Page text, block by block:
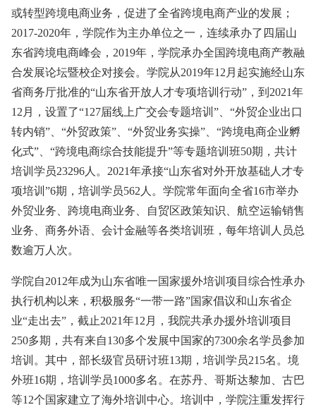
或转型跨境电商业务，促进了全省跨境电商产业的发展；
2017-2020年，学院作为主办单位之一，连续承办了四届山
东省跨境电商峰会，2019年，学院承办全国跨境电商产教融
合发展论坛暨校企对接会。学院从2019年12月起实施经山东
省商务厅批准的“山东省开放人才专项培训行动”，到2021年
12月，设置了“127届线上广交会专题培训”、“外贸企业出口
转内销”、“外贸政策”、“外贸业务实操”、“跨境电商企业孵
化式”、“跨境电商综合技能提升”等专题培训班50期，共计
培训学员23296人。2021年承接“山东省对外开放基础人才专
项培训”6期，培训学员562人。学院常年面向全省16市举办
外贸业务、跨境电商业务、自贸区政策知识、航空运输销售
业务、商务外语、会计金融等各类培训班，每年培训人员总
数逾万人次。
学院自2012年成为山东省唯一国家援外培训项目综合性承办
执行机构以来，积极服务“一带一路”国家倡议和山东省企
业“走出去”，截止2021年12月，我院共承办援外培训项目
250多期，共有来自130多个发展中国家的7300余名学员参加
培训。其中，部长级官员研讨班13期，培训学员215名。境
外班16期，培训学员1000多名。在苏丹、哥斯达黎加、古巴
等12个国家建立了海外培训中心。培训中，学院注重发挥行